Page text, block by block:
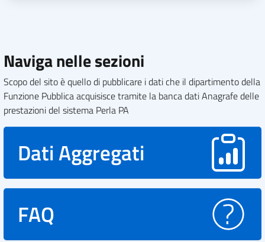
Naviga nelle sezioni
Scopo del sito è quello di pubblicare i dati che il dipartimento della
Funzione Pubblica acquisisce tramite la banca dati Anagrafe delle
prestazioni del sistema Perla PA
Dati Aggregati
FAQ